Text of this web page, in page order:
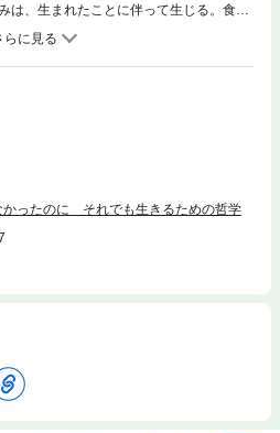
、生まれたことに伴って生じる。食べ
とへの不安、孤独の居心地の悪さ、そし
らさは、甘えや怠けのせいではない。望
と社会のもとに生まれ落ちたからなの
はない。その構造を見抜くことで、自ら
かったのに それでも生きるための哲学